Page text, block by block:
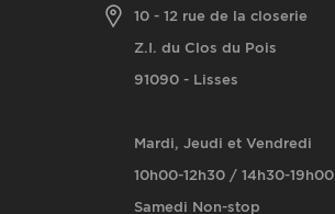
10 - 12 rue de la closerie
Z.I. du Clos du Pois
91090 - Lisses
Mardi, Jeudi et Vendredi
10h00-12h30 / 14h30-19h00
Samedi Non-stop